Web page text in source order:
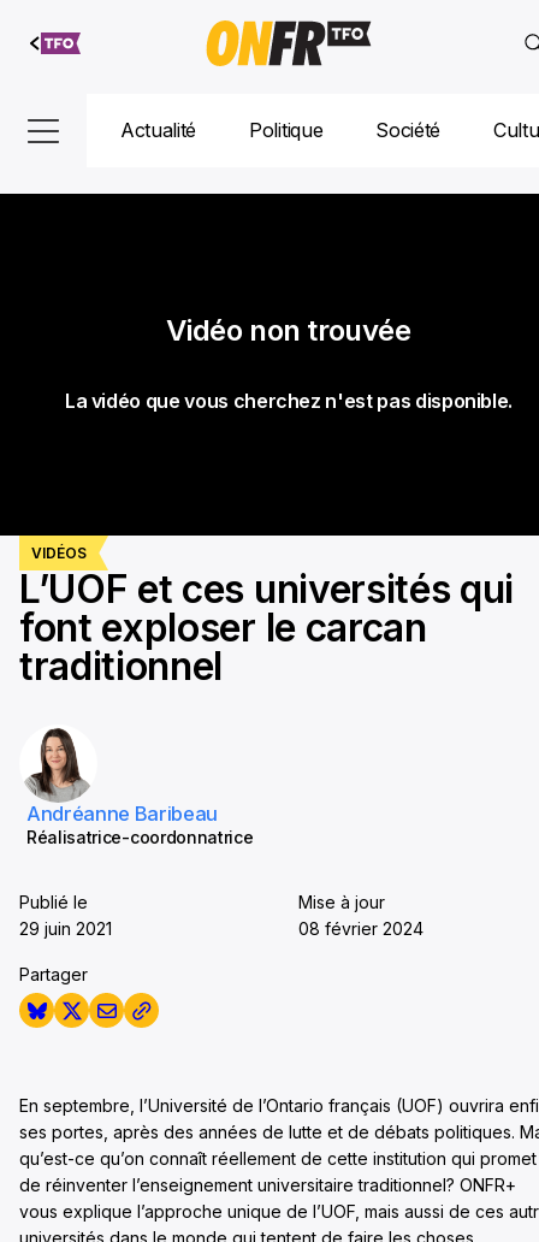
Aller au
contenu
Actualité Politique Société
Vidéo non trouvée
La vidéo que vous cherchez n'est pas disponible.
VIDÉOS
L’UOF et ces universités qui
font exploser le carcan
traditionnel
Andréanne Baribeau
Réalisatrice-coordonnatrice
Publié le
29 juin 2021
Mise à jour
08 février 2024
Partager
En septembre, l’Université de l’Ontario français (UOF) ouvrira
ses portes, après des années de lutte et de débats politiques.
qu’est-ce qu’on connaît réellement de cette institution qui promet
de réinventer l’enseignement universitaire traditionnel? ONFR+
vous explique l’approche unique de l’UOF, mais aussi de ces
universités dans le monde qui tentent de faire les choses